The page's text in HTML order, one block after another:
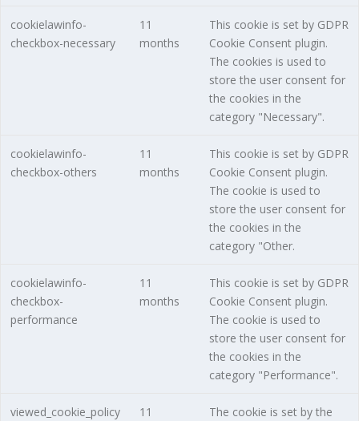
cookielawinfo-
checkbox-necessary
11
months
This cookie is set by GDPR
Cookie Consent plugin.
The cookies is used to
store the user consent for
the cookies in the
category "Necessary".
cookielawinfo-
checkbox-others
11
months
This cookie is set by GDPR
Cookie Consent plugin.
The cookie is used to
store the user consent for
the cookies in the
category "Other.
cookielawinfo-
checkbox-
performance
11
months
This cookie is set by GDPR
Cookie Consent plugin.
The cookie is used to
store the user consent for
the cookies in the
category "Performance".
viewed_cookie_policy 11 The cookie is set by the